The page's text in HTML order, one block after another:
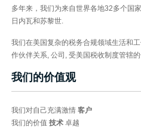
多年来，我们为来自世界各地32多个国
日内瓦和苏黎世.
我们在美国复杂的税务合规领域生活和
作伙伴关系, 公司, 受美国税收制度管辖的
我们的价值观
我们对自己充满激情 客户
我们的价值 技术卓越